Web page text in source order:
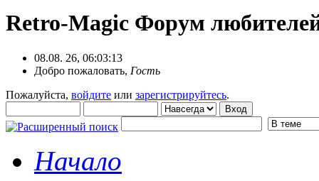
Retro-Magic Форум
08.08. 26, 06:03:13
Добро пожаловать, Гость
Пожалуйста, войдите или зарегистрируйтесь.
Начало